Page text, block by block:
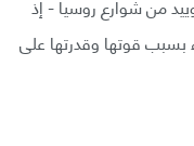
قوتها وقدرتها على